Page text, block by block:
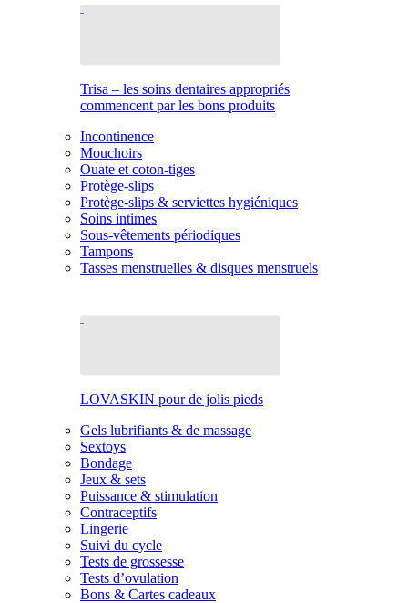
Trisa – les soins dentaires appropriés
commencent par les bons produits
Incontinence
Mouchoirs
Ouate et coton-tiges
Protège-slips
Protège-slips & serviettes hygiéniques
Soins intimes
Sous-vêtements périodiques
Tampons
Tasses menstruelles & disques menstruels
LOVASKIN pour de jolis pieds
Gels lubrifiants & de massage
Sextoys
Bondage
Jeux & sets
Puissance & stimulation
Contraceptifs
Lingerie
Suivi du cycle
Tests de grossesse
Tests d’ovulation
Bons & Cartes cadeaux